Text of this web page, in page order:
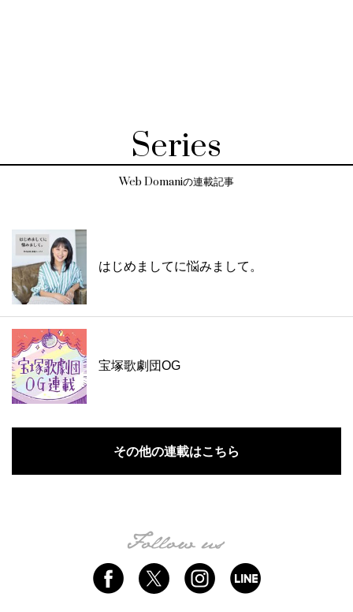
Series
Web Domaniの連載記事
はじめましてに悩みまして。
宝塚歌劇団OG
その他の連載はこちら